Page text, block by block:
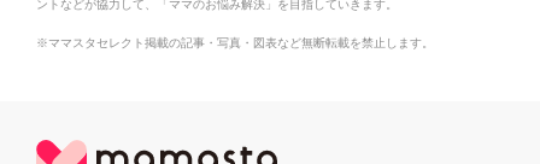
ントなどが協力して、「ママのお悩み解決」を目指していきます。
※ママスタセレクト掲載の記事・写真・図表など無断転載を禁止します。